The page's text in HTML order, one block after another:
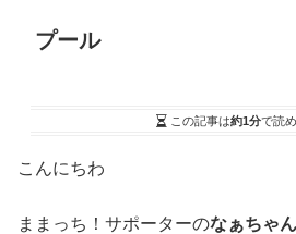
プール
この記事は約1分で読
こんにちわ
ままっち！サポーターのなぁちゃ